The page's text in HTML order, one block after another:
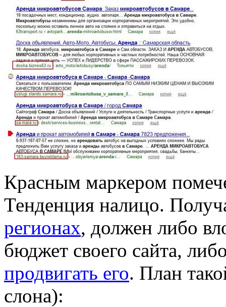
Красным маркером
Тенденция налицо.
регионах, должен либо
бюджет своего сайта,
продвигать его. План
слона):